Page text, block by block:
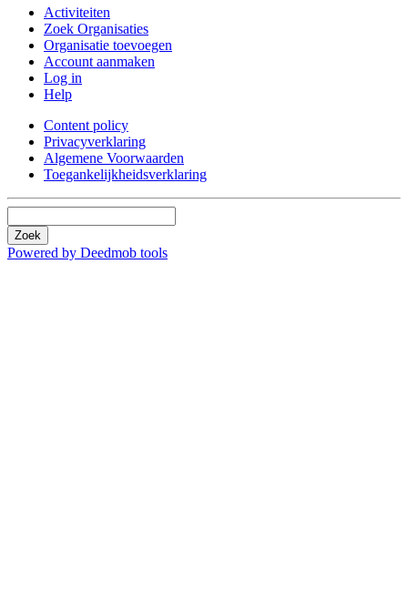
Activiteiten
Zoek Organisaties
Organisatie toevoegen
Account aanmaken
Log in
Help
Content policy
Privacyverklaring
Algemene Voorwaarden
Toegankelijkheidsverklaring
Zoek
Powered by Deedmob tools